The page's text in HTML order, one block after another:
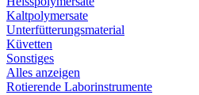
Kaltpolymersate
Unterfütterungsmaterial
Küvetten
Sonstiges
Alles anzeigen
Rotierende Laborinstrumente